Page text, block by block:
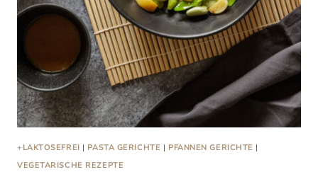
+LAKTOSEFREI | PASTA GERICHTE | PFANNEN GERICHTE |
VEGETARISCHE REZEPTE